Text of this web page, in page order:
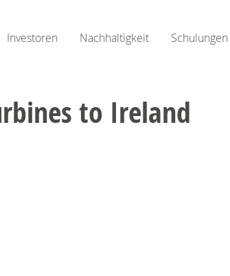
Investoren Nachhaltigkeit Schulungen
to Ireland